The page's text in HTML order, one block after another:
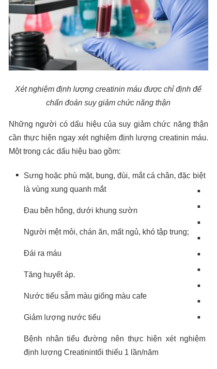
Xét nghiệm định lượng creatinin máu được chỉ định để
chẩn đoán suy giảm chức năng thận
Những người có dấu hiệu của suy giảm chức năng thận
cần thực hiện ngay xét nghiệm định lượng creatinin máu.
Một trong các dấu hiệu bao gồm:
Sưng hoặc phù mặt, bụng, đùi, mắt cá chân, đặc biệt
là vùng xung quanh mắt
Đau bên hông, dưới khung sườn
Người mệt mỏi, chán ăn, mất ngủ, khó tập trung;
Đái ra máu
Tăng huyết áp.
Nước tiểu sẫm màu giống màu cafe
Giảm lượng nước tiểu
Bệnh nhân tiểu đường nên thực hiện xét nghiệm
định lượng Creatinintối thiểu 1 lần/năm